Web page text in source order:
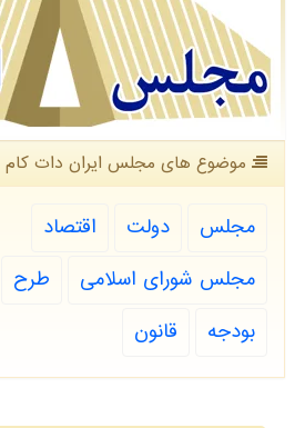
موضوع های مجلس ایران دات كام
مجلس دولت
اقتصاد
مجلس شورای اسلامی
طرح
بودجه
قانون